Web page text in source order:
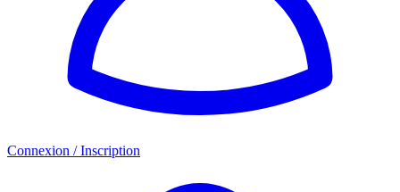
Connexion / Inscription